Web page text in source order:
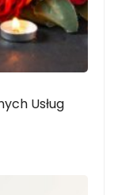
Usług